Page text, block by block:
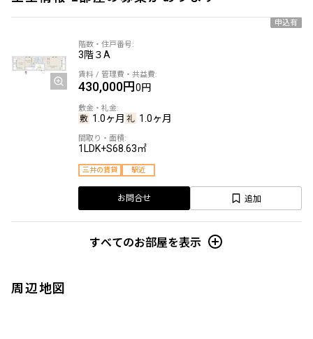
申込有
3階３A
430,000円0円
1.0ヶ月 1.0ヶ月
1LDK+S68.63㎡
三井の賃貸 駅近
お問合せ 追加
すべてのお部屋を表示
周辺地図